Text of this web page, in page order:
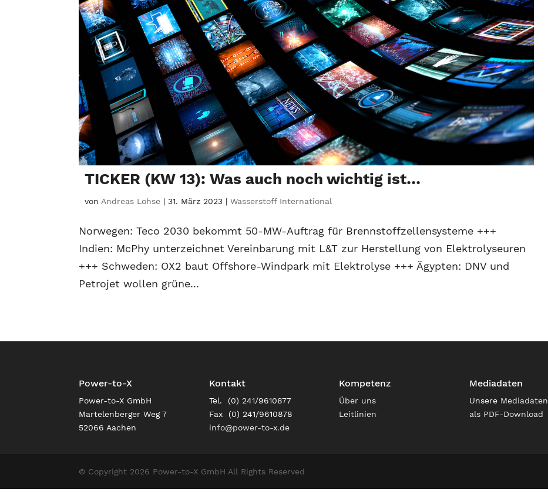
TICKER (KW 13): Was auch noch wichtig ist…
von Andreas Lohse |31. März 2023 |Wasserstoff International
Norwegen: Teco 2030 bekommt 50-MW-Auftrag für Brennstoffzellensysteme +++
Indien: McPhy unterzeichnet Vereinbarung mit L&T zur Herstellung von Elektrolyseuren
+++ Schweden: OX2 baut Offshore-Windpark mit Elektrolyse +++ Ägypten: DNV und
Petrojet wollen grüne...
Power-to-X
Power-to-X GmbH
Martelenberger Weg 7
52066 Aachen
Kontakt
Tel. (0) 241/9610877
Fax (0) 241/9610878
info@power-to-x.de
Kompetenz
Über uns
Leitlinien
Mediadaten
Unsere Mediadaten
als PDF-Download
© Copyright 2026 Power-to-X GmbH All Rights Reserved